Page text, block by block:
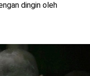
dingin oleh